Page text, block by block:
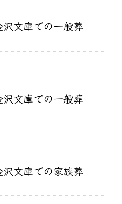
文庫での一般葬
文庫での一般葬
文庫での家族葬